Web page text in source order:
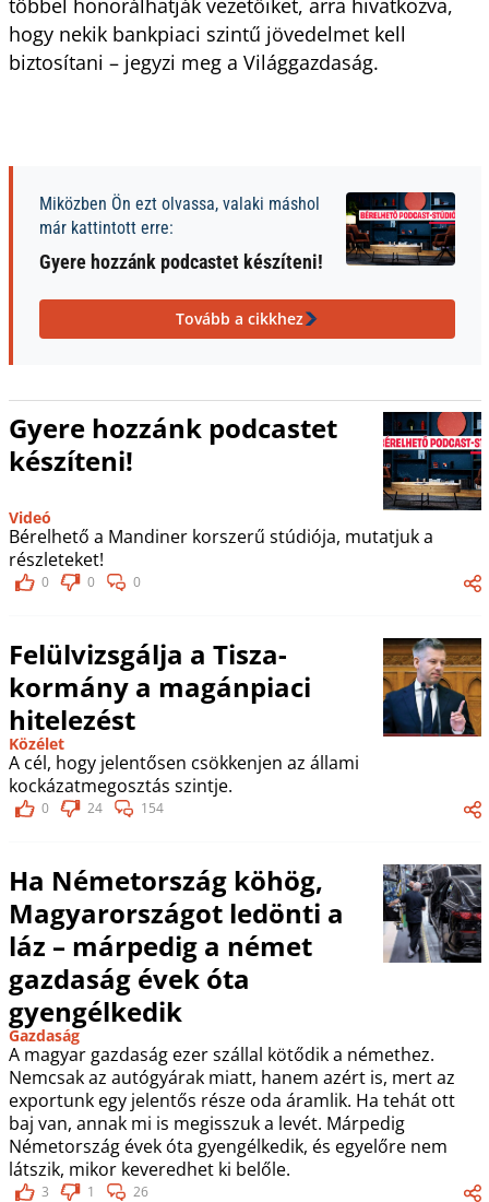
többel honorálhatják vezetőiket, arra hivatkozva,
hogy nekik bankpiaci szintű jövedelmet kell
biztosítani – jegyzi meg a Világgazdaság.
Miközben Ön ezt olvassa, valaki máshol
már kattintott erre:
Gyere hozzánk podcastet készíteni!
Tovább a cikkhez
Gyere hozzánk podcastet
készíteni!
Videó
Bérelhető a Mandiner korszerű stúdiója, mutatjuk a
részleteket!
0 0 0
Felülvizsgálja a Tisza-
kormány a magánpiaci
hitelezést
Közélet
A cél, hogy jelentősen csökkenjen az állami
kockázatmegosztás szintje.
0 24 154
Ha Németország köhög,
Magyarországot ledönti a
láz – márpedig a német
gazdaság évek óta
gyengélkedik
Gazdaság
A magyar gazdaság ezer szállal kötődik a némethez.
Nemcsak az autógyárak miatt, hanem azért is, mert az
exportunk egy jelentős része oda áramlik. Ha tehát ott
baj van, annak mi is megisszuk a levét. Márpedig
Németország évek óta gyengélkedik, és egyelőre nem
látszik, mikor keveredhet ki belőle.
3 1 26